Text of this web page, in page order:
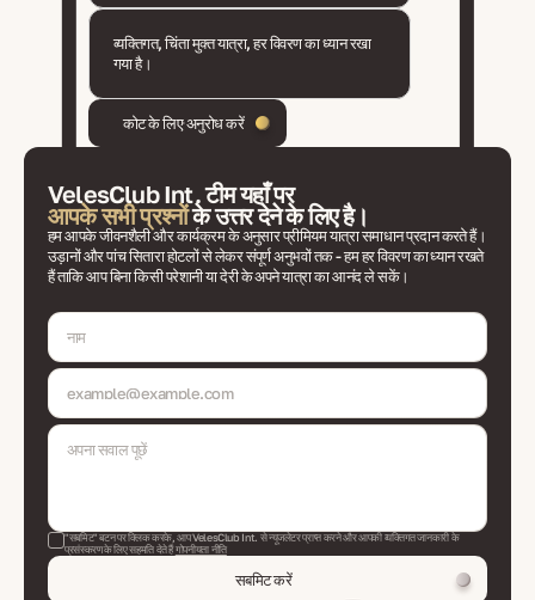
व्यक्तिगत, चिंता मुक्त यात्रा, हर विवरण का ध्यान रखा
गया है।
कोट के लिए अनुरोध करें
VelesClub Int. टीम यहाँ पर
आपके सभी प्रश्नोंके उत्तर देने के लिए है।
हम आपके जीवनशैली और कार्यक्रम के अनुसार प्रीमियम यात्रा समाधान प्रदान करते हैं।
उड़ानों और पांच सितारा होटलों से लेकर संपूर्ण अनुभवों तक - हम हर विवरण का ध्यान रखते
हैं ताकि आप बिना किसी परेशानी या देरी के अपने यात्रा का आनंद ले सकें।
"सबमिट" बटन पर क्लिक करके, आप VelesClub Int. से न्यूजलेटर प्राप्त करने और आपकी व्यक्तिगत जानकारी के
प्रसंस्करण के लिए सहमति देते हैंगोपनीयता नीति
सबमिट करें